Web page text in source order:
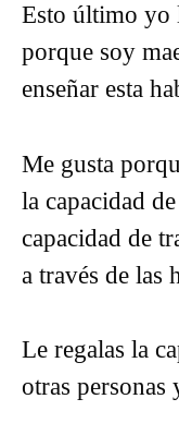
Esto último yo
porque soy
enseñar esta
Me gusta
la capacidad
capacidad de
a través de las
Le regalas la
otras personas